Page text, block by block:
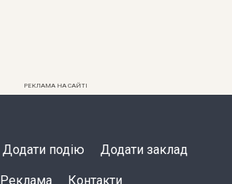
РЕКЛАМА НА САЙТІ
Додати подію Додати заклад
Реклама Контакти